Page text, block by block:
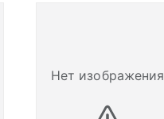
Нет изображения